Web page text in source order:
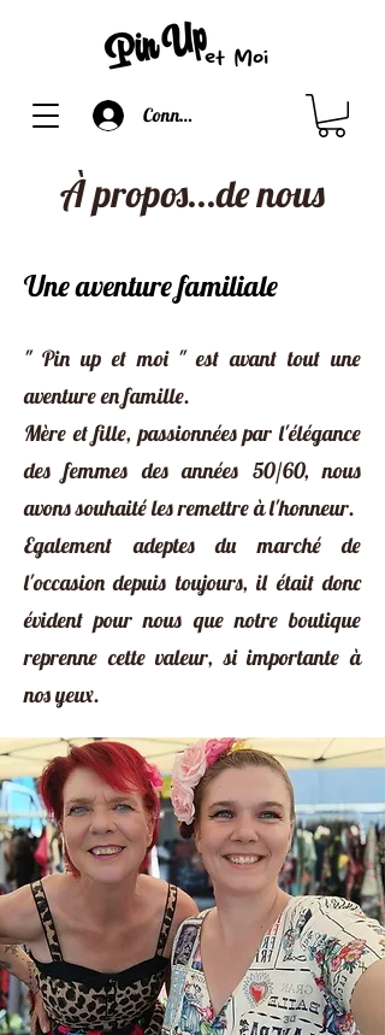
Connexion
​À propos...de nous
Une aventure familiale
" Pin up et moi " est avant tout une
aventure en famille.
Mère et fille, passionnées par l'élégance
des femmes des années 50/60, nous
avons souhaité les remettre à l'honneur.
Egalement adeptes du marché de
l'occasion depuis toujours, il était donc
évident pour nous que notre boutique
reprenne cette valeur, si importante à
nos yeux.